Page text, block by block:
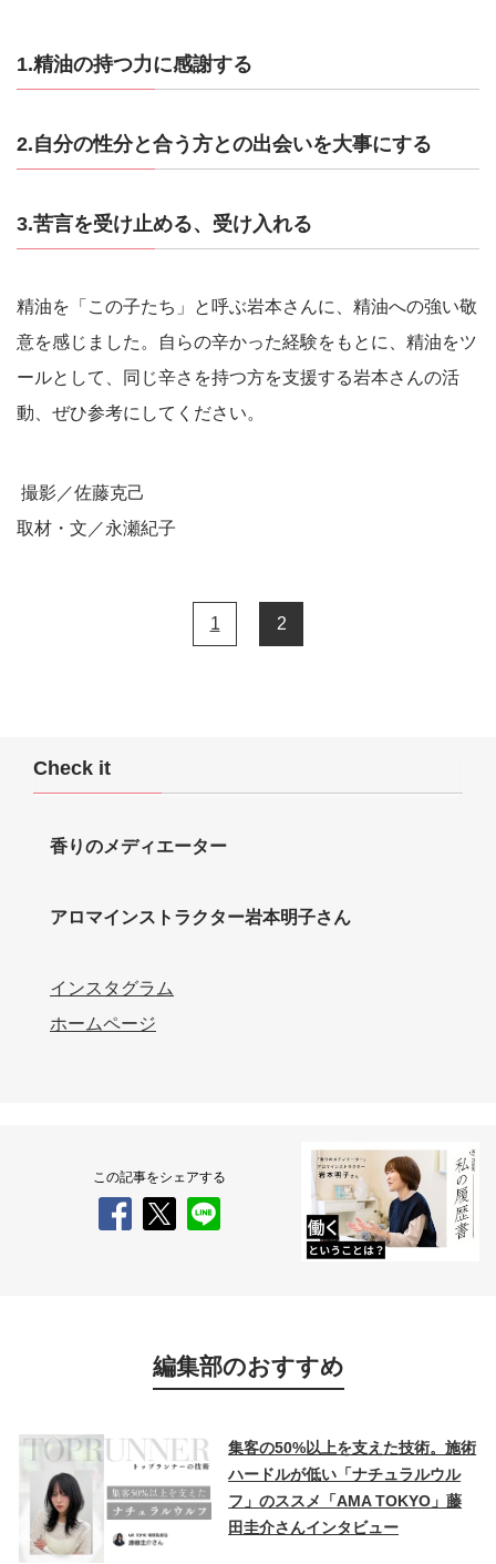
1.精油の持つ力に感謝する
2.自分の性分と合う方との出会いを大事にする
3.苦言を受け止める、受け入れる
精油を「この子たち」と呼ぶ岩本さんに、精油への強い敬
意を感じました。自らの辛かった経験をもとに、精油をツ
ールとして、同じ辛さを持つ方を支援する岩本さんの活
動、ぜひ参考にしてください。
撮影／佐藤克己
取材・文／永瀬紀子
1 2
Check it
香りのメディエーター
アロマインストラクター岩本明子さん
インスタグラム
ホームページ
この記事をシェアする
編集部のおすすめ
集客の50%以上を支えた技術。施術
ハードルが低い「ナチュラルウル
フ」のススメ「AMA TOKYO」藤
田圭介さんインタビュー